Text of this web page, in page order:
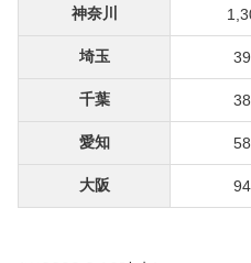
神奈川
埼玉
千葉
愛知
大阪